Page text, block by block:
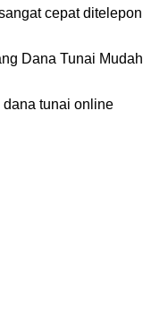
cepat ditelepon
Dana Tunai Mudah
tunai online